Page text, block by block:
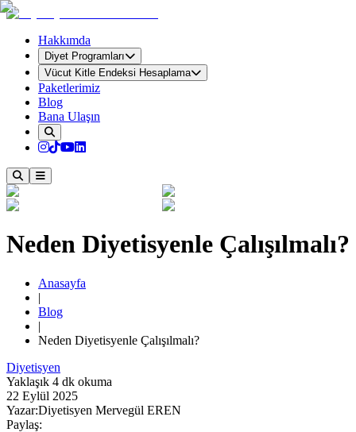
Hakkımda
Diyet Programları
Vücut Kitle Endeksi Hesaplama
Paketlerimiz
Blog
Bana Ulaşın
Neden Diyetisyenle Çalışılmalı?
Anasayfa
|
Blog
|
Neden Diyetisyenle Çalışılmalı?
Diyetisyen
Yaklaşık 4 dk okuma
22 Eylül 2025
Yazar:Diyetisyen Mervegül EREN
Paylaş: